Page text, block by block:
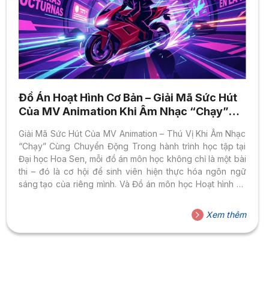
Đồ Án Hoạt Hình Cơ Bản – Giải Mã Sức Hút
Của MV Animation Khi Âm Nhạc “Chạy”
Giải Mã Sức Hút Của MV Animation – Thú Vị Khi Âm Nhạc
“Chạy” Cùng Chuyển Động Trong hành trình học tập tại
Đại học Hoa Sen, mỗi đồ án môn học không chỉ là một bài
thi – đó là cơ hội để sinh viên hiện thực hóa ngôn ngữ
sáng tạo của riêng mình. Và Đồ án môn học Hoạt hình cơ
thích chính là một trong những thử thách thú vị nhất mà
sinh viên Ngành Nghệ Thuật Số tại Khoa Thiết Kế –
Nghệ...
Xem thêm